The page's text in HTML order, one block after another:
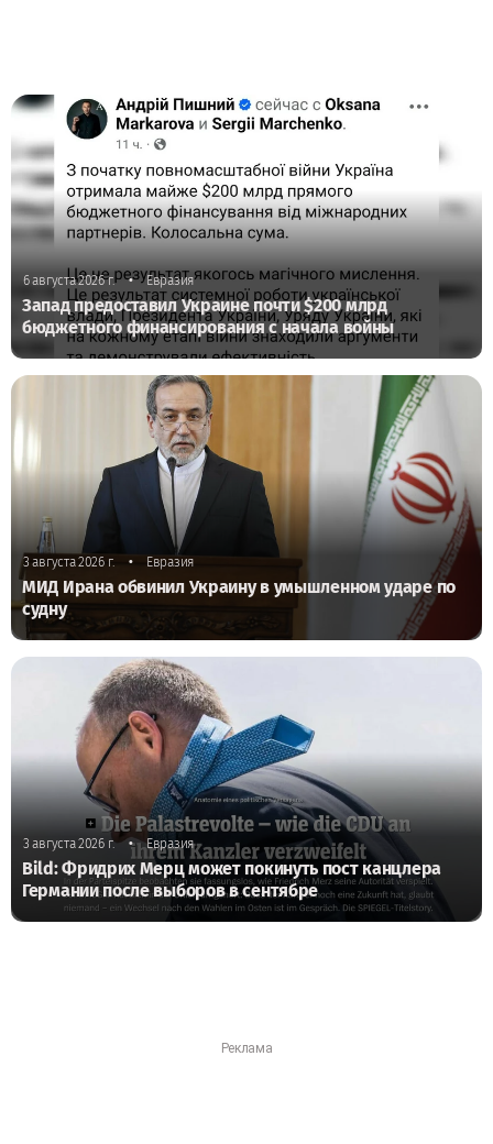
6 августа 2026 г. • Евразия
Запад предоставил Украине почти $200 млрд
бюджетного финансирования с начала войны
3 августа 2026 г. • Евразия
МИД Ирана обвинил Украину в умышленном ударе по
судну
3 августа 2026 г. • Евразия
Bild: Фридрих Мерц может покинуть пост канцлера
Германии после выборов в сентябре